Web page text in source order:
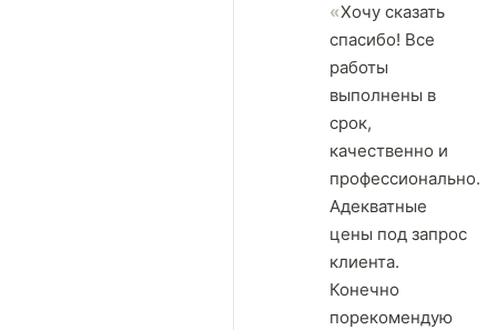
Хочу сказать
спасибо! Все
работы
выполнены в
срок,
качественно и
профессионально.
Адекватные
цены под запрос
клиента.
Конечно
порекомендую